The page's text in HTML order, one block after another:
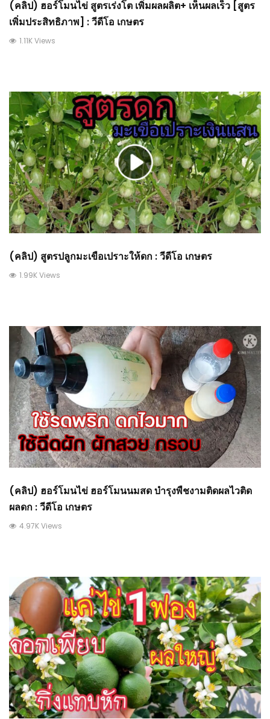
(คลิป) ฮอร์โมนไข่ สูตรเร่งโต เพิ่มผลผลิต+ เห็นผลเร็ว [สูตร
เพิ่มประสิทธิภาพ] : วีดีโอ เกษตร
1.11K Views
(คลิป) สูตรปลูกมะเขือเปราะให้ดก : วีดีโอ เกษตร
1.99K Views
(คลิป) ฮอร์โมนไข่ ฮอร์โมนนมสด บำรุงพืชงามติดผลไวติด
ผลดก : วีดีโอ เกษตร
4.97K Views